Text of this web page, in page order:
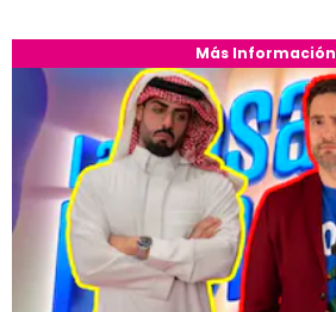
Más Información